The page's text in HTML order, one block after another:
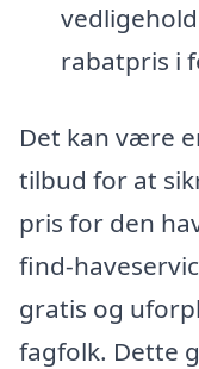
rabatpris i
Det kan være
tilbud for at
pris for den
find-
gratis og
fagfolk. Dette